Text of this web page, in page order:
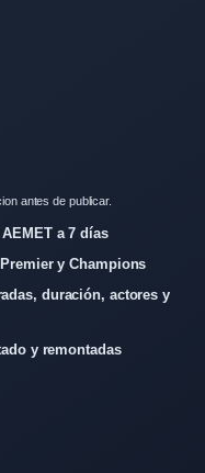
antes de publicar.
a 7 días
y Champions
duración, actores y
y remontadas